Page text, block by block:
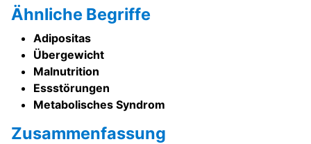
Ähnliche Begriffe
Adipositas
Übergewicht
Malnutrition
Essstörungen
Metabolisches Syndrom
Zusammenfassung